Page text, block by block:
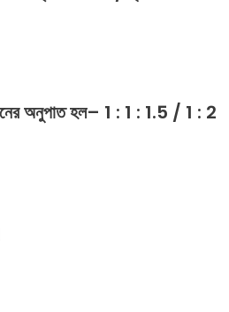
অনুপাতহল– 1 : 1 : 1.5 / 1 : 2